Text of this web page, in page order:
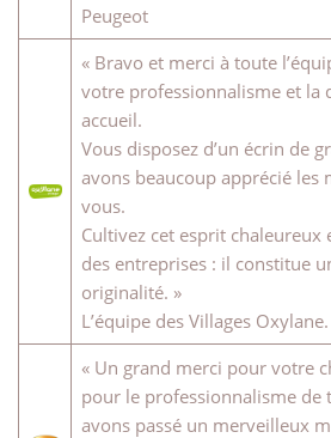
Peugeot
« Bravo et merci à toute
votre professionnalisme et la
accueil.
Vous disposez d’un écrin de
avons beaucoup apprécié les
vous.
Cultivez cet esprit chaleureux
des entreprises : il constitue
originalité. »
L’équipe des Villages Oxylane.
« Un grand merci pour votre
pour le professionnalisme de
avons passé un merveilleux